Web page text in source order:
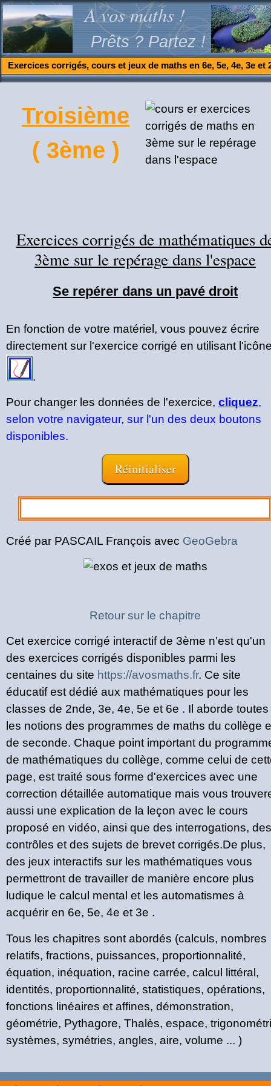
A vos maths !
Prêts ? Partez !
Exercices corrigés, cours et jeux de maths en 6e, 5e, 4e, 3e et
Troisième
( 3ème )
Exercices corrigés de mathématiques
3ème sur le repérage dans l'espace
Se repérer dans un pavé droit
En fonction de votre matériel, vous pouvez écrire
directement sur l'exercice corrigé en utilisant
.
Pour changer les données de l'exercice, cliquez,
selon votre navigateur, sur l'un des deux boutons
disponibles.
Créé par PASCAIL François avec GeoGebra
Retour sur le chapitre
Cet exercice corrigé interactif de 3ème n'est qu'un
des exercices corrigés disponibles parmi les
centaines du site https://avosmaths.fr. Ce site
éducatif est dédié aux mathématiques pour les
classes de 2nde, 3e, 4e, 5e et 6e . Il aborde toutes
les notions des programmes de maths du collège
de seconde. Chaque point important du
de mathématiques du collège, comme celui de
page, est traité sous forme d'exercices avec une
correction détaillée automatique mais vous
aussi une explication de la leçon avec le cours
proposé en vidéo, ainsi que des interrogations, des
contrôles et des sujets de brevet corrigés.De plus,
des jeux interactifs sur les mathématiques vous
permettront de travailler de manière encore plus
ludique le calcul mental et les automatismes à
acquérir en 6e, 5e, 4e et 3e .
Tous les chapitres sont abordés (calculs, nombres
relatifs, fractions, puissances, proportionnalité,
équation, inéquation, racine carrée, calcul littéral,
identités, proportionnalité, statistiques, opérations,
fonctions linéaires et affines, démonstration,
géométrie, Pythagore, Thalès, espace,
systèmes, symétries, angles, aire, volume ... )